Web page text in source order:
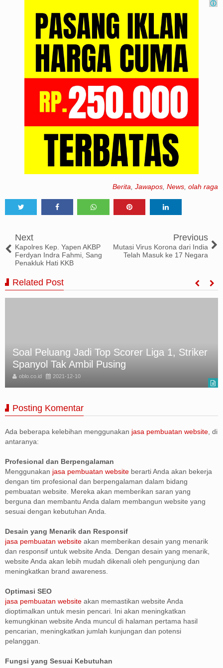
Berita Jawapos News olah raga
Next
Kapolres Kep. Yapen AKBP
Ferdyan Indra Fahmi, Sang
Penakluk Hati KKB
Previous
Mutasi Virus Korona dari India
Telah Masuk ke 17 Negara
Related Post
Beroperasi Sejak 2016, Penambang Batu
Bara Ilegal Ditangkap
oblo.co.id 2021-12-10
Posting Komentar
Ada beberapa kelebihan menggunakan jasa pembuatan website , di
antaranya:
Profesional dan Berpengalaman
Menggunakan jasa pembuatan website berarti Anda akan bekerja
dengan tim profesional dan berpengalaman dalam bidang
pembuatan website. Mereka akan memberikan saran yang
berguna dan membantu Anda dalam membangun website yang
sesuai dengan kebutuhan Anda.
Desain yang Menarik dan Responsif
jasa pembuatan website akan memberikan desain yang menarik
dan responsif untuk website Anda. Dengan desain yang menarik,
website Anda akan lebih mudah dikenali oleh pengunjung dan
meningkatkan brand awareness.
Optimasi SEO
jasa pembuatan website akan memastikan website Anda
dioptimalkan untuk mesin pencari. Ini akan meningkatkan
kemungkinan website Anda muncul di halaman pertama hasil
pencarian, meningkatkan jumlah kunjungan dan potensi
pelanggan.
Fungsi yang Sesuai Kebutuhan